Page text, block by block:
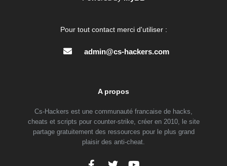
Pour tout contact merci d'utiliser :
admin@cs-hackers.com
A propos
Cs-Hackers est une communauté francaise de hacks,
cheats et scripts pour counter-strike, créer en 2010, le site
partage gratuitement des ressources pour le plus grand
plaisir des anti-cheat.